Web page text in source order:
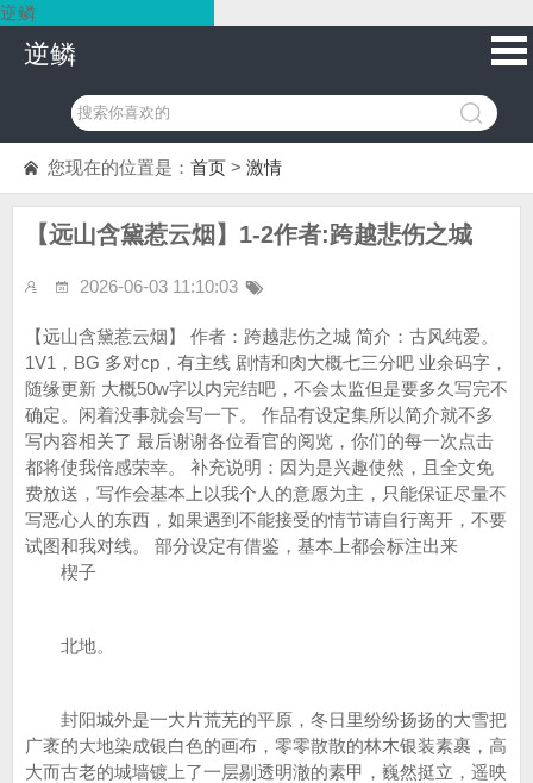
逆鳞
逆鳞
您现在的位置是： 首页 > 激情
【远山含黛惹云烟】1-2作者:跨越悲伤之城
2026-06-03 11:10:03
【远山含黛惹云烟】 作者：跨越悲伤之城 简介：古风纯爱。
1V1，BG 多对cp，有主线 剧情和肉大概七三分吧 业余码字，
随缘更新 大概50w字以内完结吧，不会太监但是要多久写完不
确定。闲着没事就会写一下。 作品有设定集所以简介就不多
写内容相关了 最后谢谢各位看官的阅览，你们的每一次点击
都将使我倍感荣幸。 补充说明：因为是兴趣使然，且全文免
费放送，写作会基本上以我个人的意愿为主，只能保证尽量不
写恶心人的东西，如果遇到不能接受的情节请自行离开，不要
试图和我对线。 部分设定有借鉴，基本上都会标注出来
楔子
北地。
封阳城外是一大片荒芜的平原，冬日里纷纷扬扬的大雪把
广袤的大地染成银白色的画布，零零散散的林木银装素裹，高
大而古老的城墙镀上了一层剔透明澈的素甲，巍然挺立，遥映